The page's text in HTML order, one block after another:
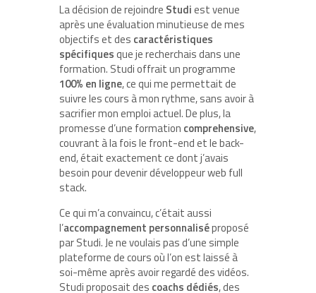
La décision de rejoindre Studiest venue
après une évaluation minutieuse de mes
objectifs et des caractéristiques
spécifiquesque je recherchais dans une
formation. Studi offrait un programme
100% en ligne, ce qui me permettait de
suivre les cours à mon rythme, sans avoir à
sacrifier mon emploi actuel. De plus, la
promesse d’une formation comprehensive,
couvrant à la fois le front-end et le back-
end, était exactement ce dont j’avais
besoin pour devenir développeur web full
stack.
Ce qui m’a convaincu, c’était aussi
l’accompagnement personnaliséproposé
par Studi. Je ne voulais pas d’une simple
plateforme de cours où l’on est laissé à
soi-même après avoir regardé des vidéos.
Studi proposait des coachs dédiés, des